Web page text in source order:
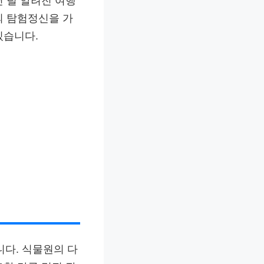
탐험정신을 가
습니다.
다. 식물원의 다